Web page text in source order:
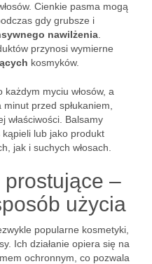
Cienkie pasma mogą
gdy grubsze i
nawilżenia
przynosi wymierne
kosmyków.
myciu włosów, a
przed spłukaniem,
właściwości. Balsamy
lub jako produkt
jak i suchych włosach.
–
użycia
popularne kosmetyki,
Ich działanie opiera się na
ochronnym, co pozwala